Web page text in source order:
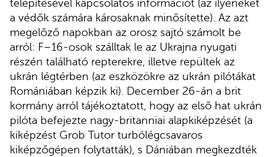
telepítésével kapcsolatos információt (az ilyeneket
a védők számára károsaknak minősítette). Az azt
megelőző napokban az orosz sajtó számolt be
arról: F–16-osok szálltak le az Ukrajna nyugati
részén található repterekre, illetve repültek az
ukrán légtérben (az eszközökre az ukrán pilótákat
Romániában képzik ki). December 26-án a brit
kormány arról tájékoztatott, hogy az első hat ukrán
pilóta befejezte nagy-britanniai alapkiképzését (a
kiképzést Grob Tutor turbólégcsavaros
kiképzőgépen folytatták), s Dániában megkezdték